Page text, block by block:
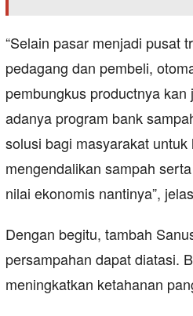
“Selain pasar menjadi pusat
pedagang dan pembeli,
pembungkus productnya
adanya program bank
solusi bagi masyarakat
mengendalikan sampah
nilai ekonomis nantinya”,
Dengan begitu, tambah
persampahan dapat diatasi.
meningkatkan ketahanan